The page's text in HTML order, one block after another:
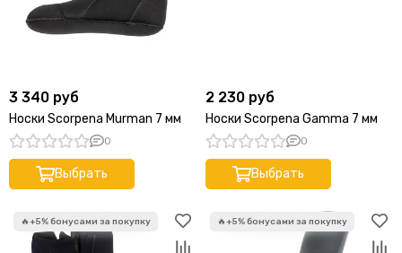
3 340 руб
Носки Scorpena Murman 7 мм
0
Выбрать
2 230 руб
Носки Scorpena Gamma 7 мм
0
Выбрать